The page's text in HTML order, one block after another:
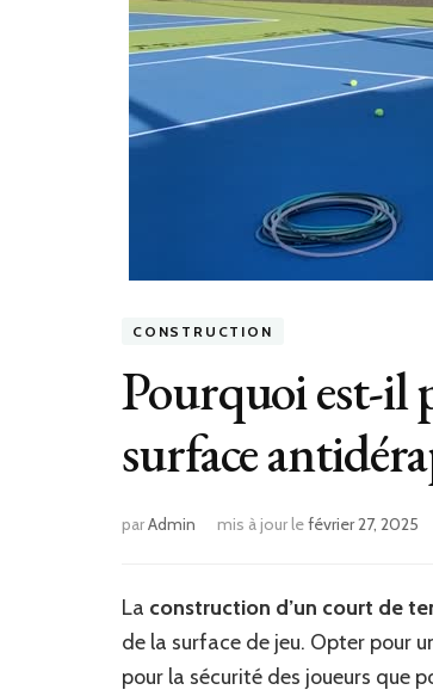
CONSTRUCTION
Pourquoi est-il
surface
parAdmin mis à jour lefévrier 27, 2025
La construction d’un court de
de la surface de jeu. Opter pour
pour la sécurité des joueurs que